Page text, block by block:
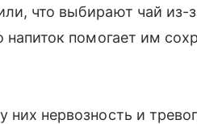
что выбирают чай из-
помогает им
них нервозность и